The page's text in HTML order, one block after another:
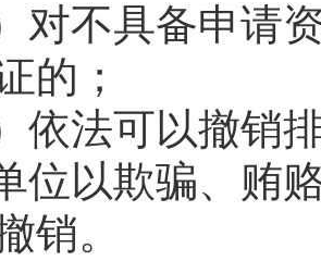
对不具备申请
的；
依法可以撤销
位以欺骗、贿
销。